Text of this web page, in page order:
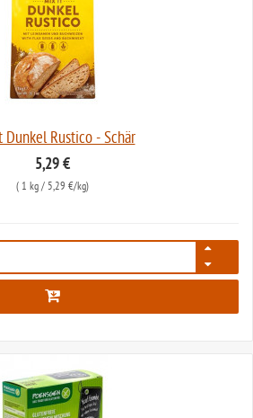
Dunkel Rustico - Schär
5,29 €
( 1 kg/ 5,29 €/kg)
56